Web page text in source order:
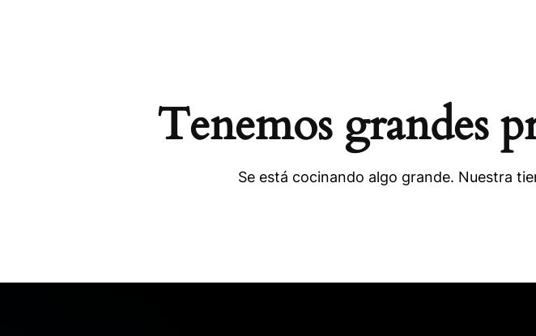
Tenemos grandes
Se está cocinando algo grande. Nuestra